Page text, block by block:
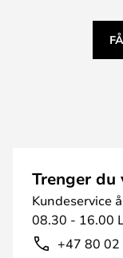
Trenger du
Kundeservice
08.30 - 16.00
+47 80 02